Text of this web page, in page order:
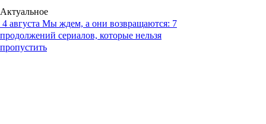
Актуальное
4 августа Мы ждем, а они возвращаются: 7
продолжений сериалов, которые нельзя
пропустить